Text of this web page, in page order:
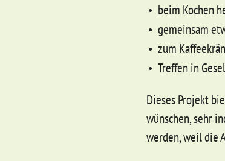
beim Kochen
gemeinsam
zum
Treffen in
Dieses Projekt
wünschen, sehr
werden, weil die